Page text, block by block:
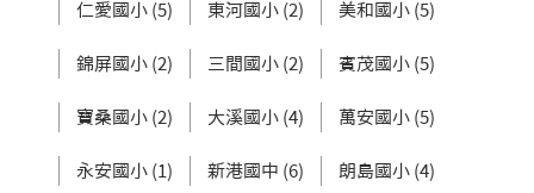
仁愛國小 (5) 東河國小 (2) 美和國小 (5)
錦屏國小 (2) 三間國小 (2) 賓茂國小 (5)
寶桑國小 (2) 大溪國小 (4) 萬安國小 (5)
永安國小 (1) 新港國中 (6) 朗島國小 (4)